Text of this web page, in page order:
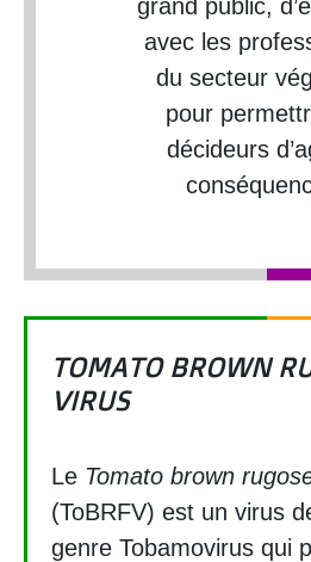
grand public,
avec les
du secteur
pour
décideurs
TOMATO BROWN
VIRUS
Le Tomato brown
(ToBRFV) est un virus
genre Tobamovirus qui